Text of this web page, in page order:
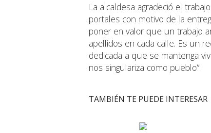
La alcaldesa agradeció el
portales con motivo de la
poner en valor que un trabajo
apellidos en cada calle. Es un
dedicada a que se mantenga
nos singulariza como pueblo”.
TAMBIÉN TE PUEDE INTERESAR